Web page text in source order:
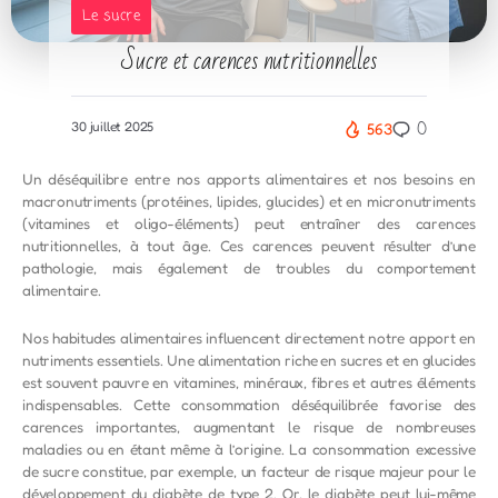
Le sucre
Sucre et carences nutritionnelles
30 juillet 2025 563 0
Un déséquilibre entre nos apports alimentaires et nos besoins en
macronutriments (protéines, lipides, glucides) et en micronutriments
(vitamines et oligo-éléments) peut entraîner des carences
nutritionnelles, à tout âge. Ces carences peuvent résulter d’une
pathologie, mais également de troubles du comportement
alimentaire.
Nos habitudes alimentaires influencent directement notre apport en
nutriments essentiels. Une alimentation riche en sucres et en glucides
est souvent pauvre en vitamines, minéraux, fibres et autres éléments
indispensables. Cette consommation déséquilibrée favorise des
carences importantes, augmentant le risque de nombreuses
maladies ou en étant même à l’origine. La consommation excessive
de sucre constitue, par exemple, un facteur de risque majeur pour le
développement du diabète de type 2. Or, le diabète peut lui-même